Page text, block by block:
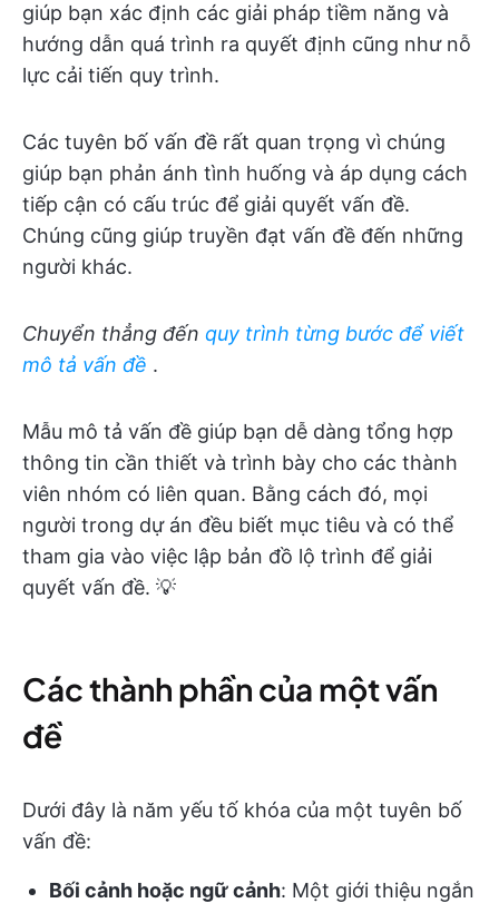
giúp bạn xác định các giải pháp tiềm năng và
hướng dẫn quá trình ra quyết định cũng như nỗ
lực cải tiến quy trình.
Các tuyên bố vấn đề rất quan trọng vì chúng
giúp bạn phản ánh tình huống và áp dụng cách
tiếp cận có cấu trúc để giải quyết vấn đề.
Chúng cũng giúp truyền đạt vấn đề đến những
người khác.
Chuyển thẳng đến quy trình từng bước để viết
mô tả vấn đề .
Mẫu mô tả vấn đề giúp bạn dễ dàng tổng hợp
thông tin cần thiết và trình bày cho các thành
viên nhóm có liên quan. Bằng cách đó, mọi
người trong dự án đều biết mục tiêu và có thể
tham gia vào việc lập bản đồ lộ trình để giải
quyết vấn đề. 💡
Các thành phần của một vấn
đề
Dưới đây là năm yếu tố khóa của một tuyên bố
vấn đề:
Bối cảnh hoặc ngữ cảnh: Một giới thiệu ngắn